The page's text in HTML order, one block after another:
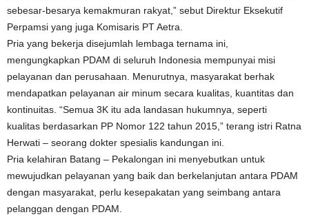
sebesar-besarya kemakmuran rakyat,” sebut Direktur Eksekutif
Perpamsi yang juga Komisaris PT Aetra.
Pria yang bekerja disejumlah lembaga ternama ini,
mengungkapkan PDAM di seluruh Indonesia mempunyai misi
pelayanan dan perusahaan. Menurutnya, masyarakat berhak
mendapatkan pelayanan air minum secara kualitas, kuantitas dan
kontinuitas. “Semua 3K itu ada landasan hukumnya, seperti
kualitas berdasarkan PP Nomor 122 tahun 2015,” terang istri Ratna
Herwati – seorang dokter spesialis kandungan ini.
Pria kelahiran Batang – Pekalongan ini menyebutkan untuk
mewujudkan pelayanan yang baik dan berkelanjutan antara PDAM
dengan masyarakat, perlu kesepakatan yang seimbang antara
pelanggan dengan PDAM.